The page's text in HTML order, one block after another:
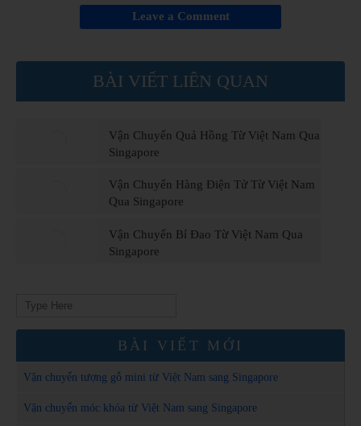
Leave a Comment
BÀI VIẾT LIÊN QUAN
Vận Chuyển Quả Hồng Từ Việt Nam Qua
Singapore
Vận Chuyển Hàng Điện Tử Từ Việt Nam
Qua Singapore
Vận Chuyển Bí Đao Từ Việt Nam Qua
Singapore
Search
BÀI VIẾT MỚI
Vận chuyển tượng gỗ mini từ Việt Nam sang Singapore
Vận chuyển móc khóa từ Việt Nam sang Singapore